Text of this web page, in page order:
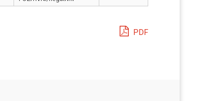
PDF